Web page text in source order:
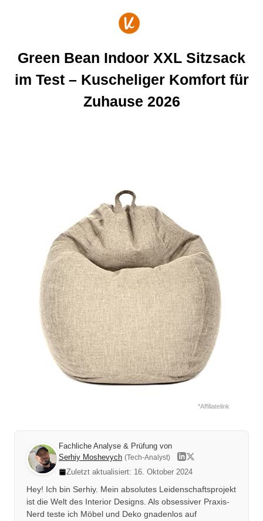
Green Bean Indoor XXL Sitzsack
im Test – Kuscheliger Komfort für
Zuhause 2026
*Affiliatelink
Fachliche Analyse & Prüfung von
Serhiy Moshevych (Tech-Analyst)
Zuletzt aktualisiert: 16. Oktober 2024
Hey! Ich bin Serhiy. Mein absolutes Leidenschaftsprojekt
ist die Welt des Interior Designs. Als obsessiver Praxis-
Nerd teste ich Möbel und Deko gnadenlos auf